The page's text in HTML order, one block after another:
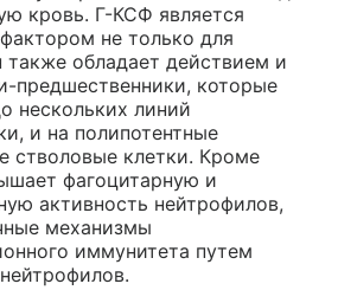
кровь. Г-КСФ является
не только для
также обладает действием и
предшественники, которые
нескольких линий
и на полипотентные
стволовые клетки. Кроме
фагоцитарную и
активность нейтрофилов,
механизмы
иммунитета путем